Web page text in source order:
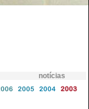
notícias
2005 2004 2003